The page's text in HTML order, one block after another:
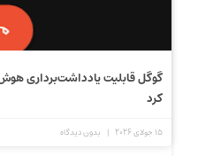
گوگل قابلیت یادداشت‌برداری
کرد
15 جولای 2026 بدون دیدگاه